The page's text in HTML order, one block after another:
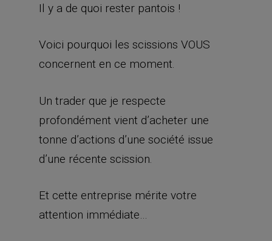
Il y a de quoi rester pantois !
Voici pourquoi les scissions VOUS
concernent en ce moment.
Un trader que je respecte
profondément vient d’acheter une
tonne d’actions d’une société issue
d’une récente scission.
Et cette entreprise mérite votre
attention immédiate…